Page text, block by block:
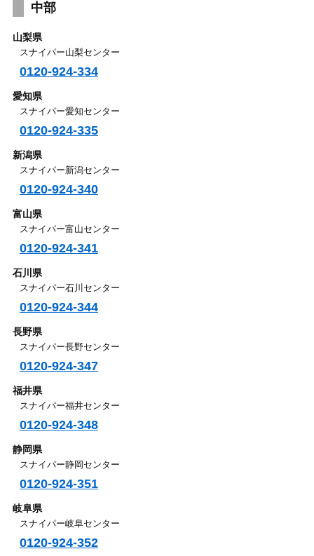
中部
山梨県
スナイパー山梨センター
0120-924-334
愛知県
スナイパー愛知センター
0120-924-335
新潟県
スナイパー新潟センター
0120-924-340
富山県
スナイパー富山センター
0120-924-341
石川県
スナイパー石川センター
0120-924-344
長野県
スナイパー長野センター
0120-924-347
福井県
スナイパー福井センター
0120-924-348
静岡県
スナイパー静岡センター
0120-924-351
岐阜県
スナイパー岐阜センター
0120-924-352